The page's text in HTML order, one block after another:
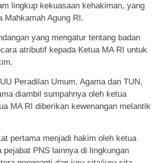
lingkup kekuasaan kehakiman, yang
Mahkamah Agung RI.
yang mengatur tentang badan
atributif kepada Ketua MA RI untuk
Peradilan Umum, Agama dan TUN,
diambil sumpahnya oleh ketua
MA RI diberikan kewenangan melantik
pertama menjadi hakim oleh ketua
PNS lainnya di lingkungan